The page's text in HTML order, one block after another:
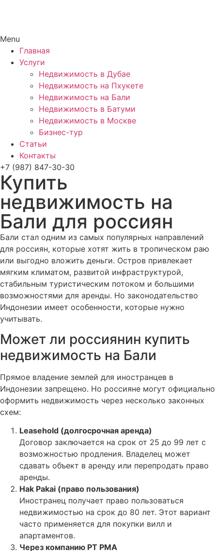
Menu
Главная
Услуги
Недвижимость в Дубае
Недвижимость на Пхукете
Недвижимость на Бали
Недвижимость в Батуми
Недвижимость в Москве
Бизнес-тур
Статьи
Контакты
+7 (987) 847-30-30
Купить
недвижимость на
Бали для россиян
Бали стал одним из самых популярных направлений
для россиян, которые хотят жить в тропическом раю
или выгодно вложить деньги. Остров привлекает
мягким климатом, развитой инфраструктурой,
стабильным туристическим потоком и большими
возможностями для аренды. Но законодательство
Индонезии имеет особенности, которые нужно
учитывать.
Может ли россиянин купить
недвижимость на Бали
Прямое владение землей для иностранцев в
Индонезии запрещено. Но россияне могут официально
оформить недвижимость через несколько законных
схем:
Leasehold (долгосрочная аренда)
Договор заключается на срок от 25 до 99 лет с
возможностью продления. Владелец может
сдавать объект в аренду или перепродать право
аренды.
Hak Pakai (право пользования)
Иностранец получает право пользоваться
недвижимостью на срок до 80 лет. Этот вариант
часто применяется для покупки вилл и
апартаментов.
Через компанию PT PMA